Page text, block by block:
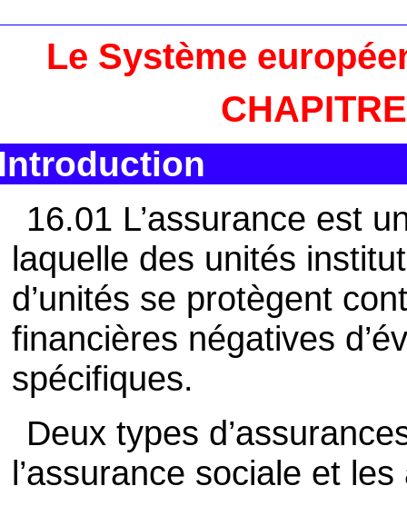
Le Système
16.01 L’assurance est
laquelle des unités
d’unités se protègent
financières négatives
spécifiques.
Deux types
l’assurance sociale et